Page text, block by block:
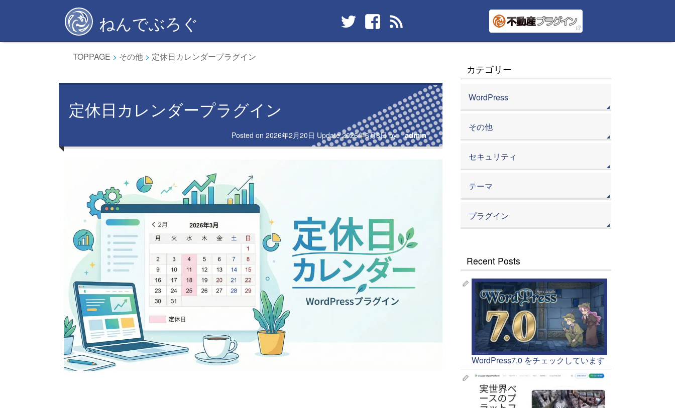
ねんでぶろぐ
TOPPAGE > その他> 定休日カレンダープラグイン
定休日カレンダープラグイン
Posted on 2026年2月20日 Update2026年6月8日by admin
カテゴリー
WordPress
その他
セキュリティ
テーマ
プラグイン
Recent Posts
WordPress7.0 をチェックしています